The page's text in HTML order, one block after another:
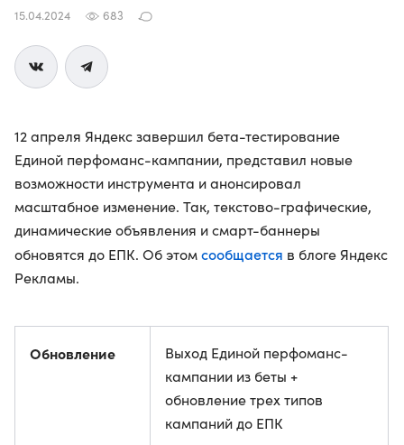
15.04.2024 683
12 апреля Яндекс завершил бета-тестирование
Единой перфоманс-кампании, представил новые
возможности инструмента и анонсировал
масштабное изменение. Так, текстово-графические,
динамические объявления и смарт-баннеры
обновятся до ЕПК. Об этомсообщается в блоге Яндекс
Рекламы.
Обновление
Выход Единой перфоманс-
кампании из беты +
обновление трех типов
кампаний до ЕПК